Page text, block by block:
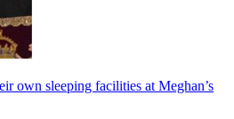
own sleeping facilities at Meghan’s